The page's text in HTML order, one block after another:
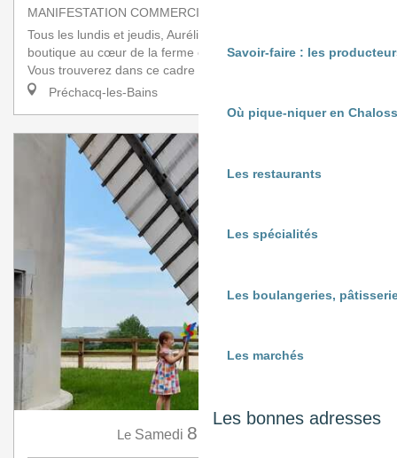
Savoir-faire : les
Où pique-niquer en
Les restaurants
Les spécialités
Les boulangeries,
Les marchés
Les bonnes adresses
MANIFESTATION COMMERCIALE
Tous les lundis et jeudis, Aurélie vous accueille dans sa
boutique au cœur de la ferme en maraîchage biologique.
Vous trouverez dans ce cadre agréable...
Préchacq-les-Bains
Le Samedi 8